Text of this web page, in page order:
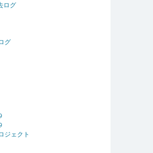
ログ
グ
ジェクト